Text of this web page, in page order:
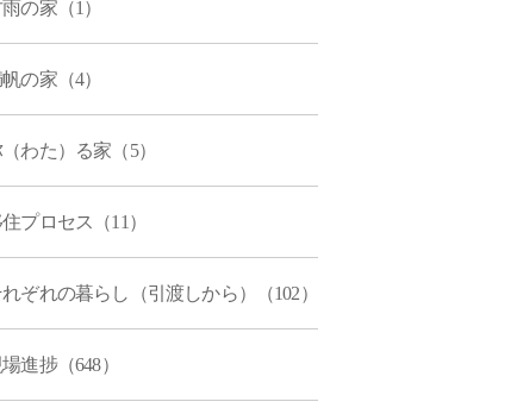
の家（1）
の家（4）
わた）る家（5）
プロセス（11）
ぞれの暮らし（引渡しから）（102）
進捗（648）